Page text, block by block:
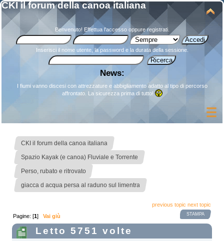
CKI il forum della canoa italiana
Benvenuto! Effettua l'accessooppureregistrati.
Inserisci il nome utente, la password e la durata della sessione.
News:
I fiumi vanno discesi con attrezzature e abbigliamento adatto al tipo di percorso
affrontato. La sicurezza prima di tutto!
CKI il forum della canoa italiana
Spazio Kayak (e canoa) Fluviale e Torrente
Perso, rubato e ritrovato
giacca d acqua persa al raduno sul limentra
previous topic next topic
STAMPA
Pagine: [1]Vai giù
Letto 5751 volte